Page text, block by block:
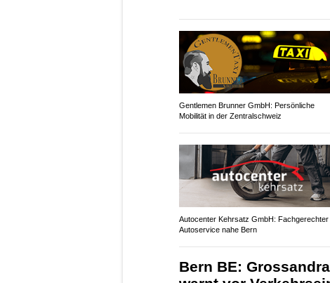
Gentlemen Brunner GmbH: Persönliche
Mobilität in der Zentralschweiz
Autocenter Kehrsatz GmbH: Fachgerechter
Autoservice nahe Bern
Bern BE: